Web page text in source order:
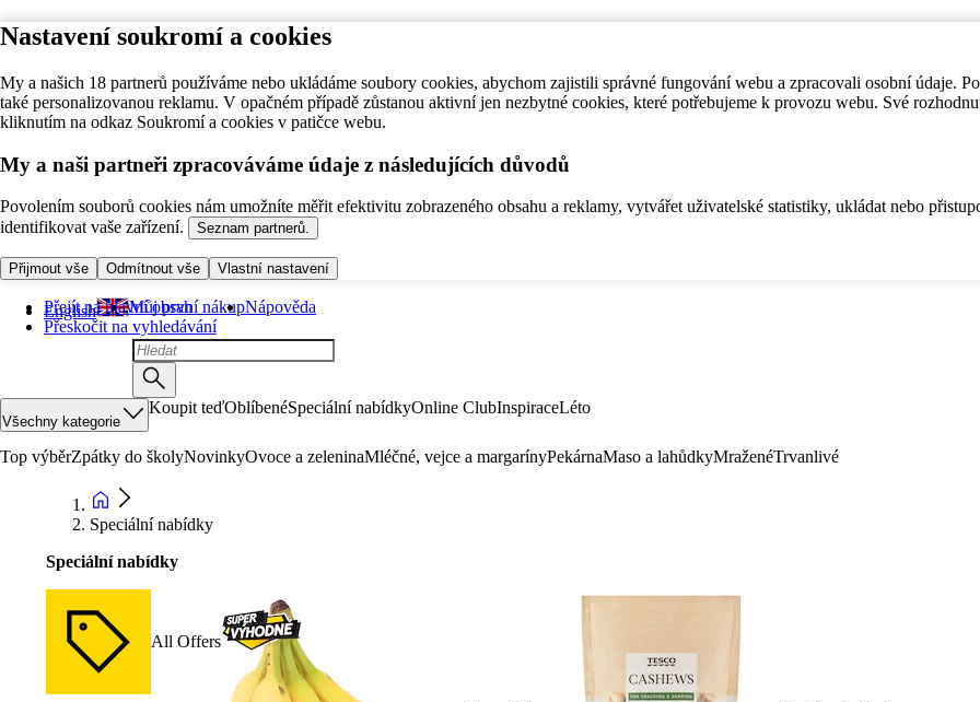
Nastavení soukromí a cookies
My a našich 18 partnerů používáme nebo ukládáme soubory cookies, abychom zajistili správné fungování webu a zpracovali osobní údaje.
také personalizovanou reklamu. V opačném případě zůstanou aktivní jen nezbytné cookies, které potřebujeme k provozu webu. Své
kliknutím na odkaz Soukromí a cookies v patičce webu.
My a naši partneři zpracováváme údaje z následujících důvodů
Povolením souborů cookies nám umožníte měřit efektivitu zobrazeného obsahu a reklamy, vytvářet uživatelské statistiky, ukládat nebo
identifikovat vaše zařízení.
Seznam partnerů.
Přijmout vše Odmítnout vše Vlastní nastavení
Přejít na hlavní obsah
Přeskočit na vyhledávání
English Můj první nákupNápověda
Všechny kategorie
Koupit teďOblíbenéSpeciální nabídkyOnline ClubInspiraceLéto
Top výběrZpátky do školyNovinkyOvoce a zeleninaMléčné, vejce a margarínyPekárnaMaso a lahůdkyMraženéTrvanlivé
Speciální nabídky
Speciální nabídky
All Offers